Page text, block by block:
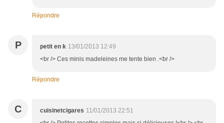
Répondre
P petit en k 13/01/2013 12:49
<br /> Ces minis madeleines me tente bien .<br />
Répondre
C cuisinetcigares 11/01/2013 22:51